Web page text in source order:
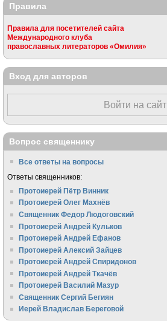
Правила
Правила для посетителей сайта
Международного клуба
православных литераторов «Омилия»
Вход для авторов
Войти на сайт
Вопрос священнику
Все ответы на вопросы
Ответы священников:
Протоиерей Пётр Винник
Протоиерей Олег Махнёв
Священник Федор Людоговский
Протоиерей Андрей Кульков
Протоиерей Андрей Ефанов
Протоиерей Алексий Зайцев
Протоиерей Андрей Спиридонов
Протоиерей Андрей Ткачёв
Протоиерей Василий Мазур
Священник Сергий Бегиян
Иерей Владислав Береговой